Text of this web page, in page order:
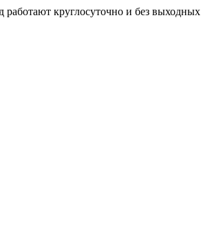
круглосуточно и без выходных